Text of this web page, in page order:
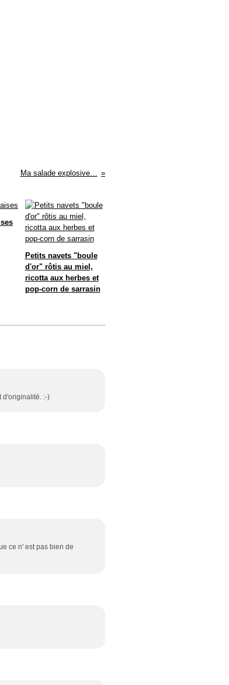
Ma salade explosive…
Petits navets "boule
d'or" rôtis au miel,
ricotta aux herbes et
pop-corn de sarrasin
d'originalité. :-)
ce n' est pas bien de